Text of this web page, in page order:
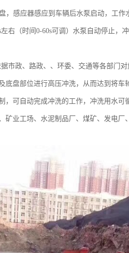
，感应器感应到车辆后水泵启动，工
右（时间0-60s可调）水泵自动停止，
市政、路政、、环委、交通等各部门
底盘部位进行高压冲洗，从而达到将
，可自动完成冲洗的工作，冲洗用水可
矿业工场、水泥制品厂、煤矿、发电